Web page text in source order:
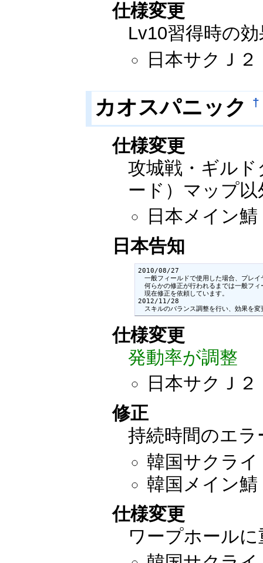
仕様変更
Lv10習得時の
日本サクＪ
カオスパニック †
仕様変更
攻城戦・ギル
ード）マップ
日本メイン
日本告知
2010/08/27
一般フィールドで使用した場合、プレイ
何らかの修正が行われるまでは一般フィ
現在修正を依頼しています。
2012/11/28
スキルのバランス調整を行い、効果を変
仕様変更
発動率が調整
日本サクＪ２
修正
持続時間のエラ
韓国サクライ
韓国メイン鯖
仕様変更
ワープホール